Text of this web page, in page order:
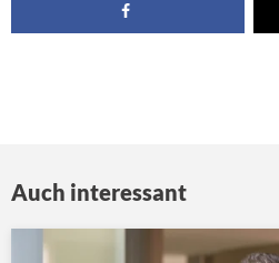
Auch interessant